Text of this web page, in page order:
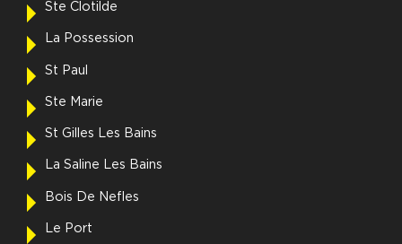
Ste Clotilde
La Possession
St Paul
Ste Marie
St Gilles Les Bains
La Saline Les Bains
Bois De Nefles
Le Port